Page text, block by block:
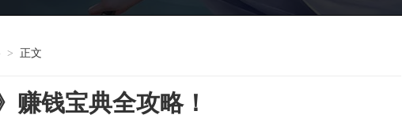
> 正文
赚钱宝典全攻略！